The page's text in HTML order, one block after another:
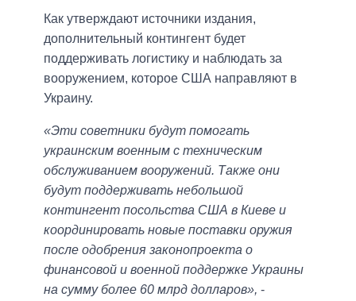
Как утверждают источники издания,
дополнительный контингент будет
поддерживать логистику и наблюдать за
вооружением, которое США направляют в
Украину.
«Эти советники будут помогать
украинским военным с техническим
обслуживанием вооружений. Также они
будут поддерживать небольшой
контингент посольства США в Киеве и
координировать новые поставки оружия
после одобрения законопроекта о
финансовой и военной поддержке Украины
на сумму более 60 млрд долларов», -